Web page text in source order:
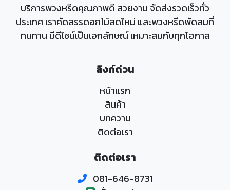
บริการพวงหรีดคุณภาพดี สวยงาม จัดส่งรวดเร็วทั่ว
ประเทศ เราคัดสรรดอกไม้สดใหม่ และพวงหรีดพัดลมที่
ทนทาน มีดีไซน์เป็นเอกลักษณ์ เหมาะสมกับทุกโอกาส
ลิงก์ด่วน
หน้าแรก
สินค้า
บทความ
ติดต่อเรา
ติดต่อเรา
081-646-8731